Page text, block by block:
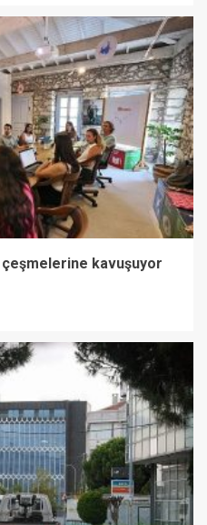
çeşmelerine kavuşuyor